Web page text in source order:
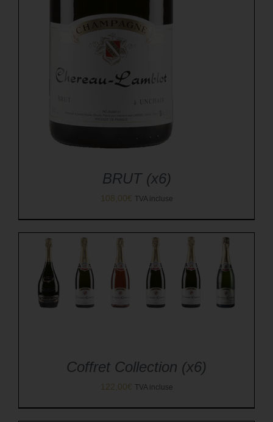
BRUT (x6)
108,00€ TVA incluse
Coffret Collection (x6)
122,00€ TVA incluse